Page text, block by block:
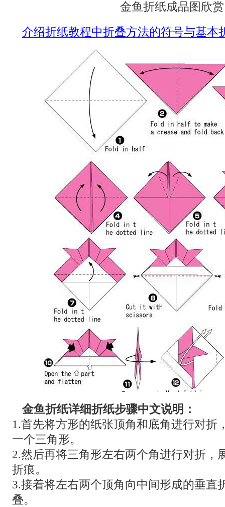
金鱼折纸成品图欣赏
介绍折纸教程中折叠方法的符号与基本
金鱼折纸详细折纸步骤中文说明：
1.首先将方形的纸张顶角和底角进行对折
一个三角形。
2.然后再将三角形左右两个角进行对折，
折痕。
3.接着将左右两个顶角向中间形成的垂直
叠。